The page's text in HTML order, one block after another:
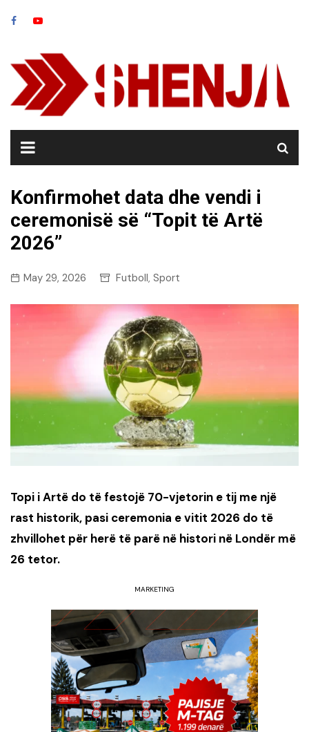
Konfirmohet data dhe vendi i
ceremonisë së “Topit të Artë
2026”
May 29, 2026 Futboll, Sport
Topi i Artë do të festojë 70-vjetorin e tij me një
rast historik, pasi ceremonia e vitit 2026 do të
zhvillohet për herë të parë në histori në Londër më
26 tetor.
MARKETING